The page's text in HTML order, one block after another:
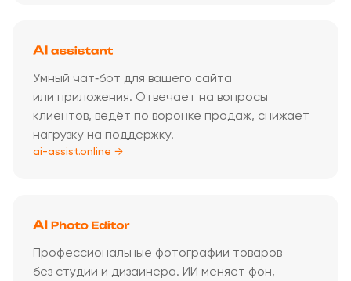
Умный чат‑бот для вашего сайта
или приложения. Отвечает на вопросы
клиентов, ведёт по воронке продаж, снижает
нагрузку на поддержку.
ai-assist.online →
Профессиональные фотографии товаров
без студии и дизайнера. ИИ меняет фон,